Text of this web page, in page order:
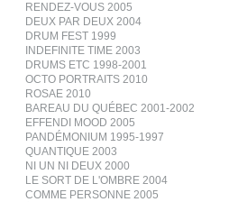
RENDEZ-VOUS 2005
DEUX PAR DEUX 2004
DRUM FEST 1999
INDEFINITE TIME 2003
DRUMS ETC 1998-2001
OCTO PORTRAITS 2010
ROSAE 2010
BAREAU DU QUÉBEC 2001-2002
EFFENDI MOOD 2005
PANDÉMONIUM 1995-1997
QUANTIQUE 2003
NI UN NI DEUX 2000
LE SORT DE L'OMBRE 2004
COMME PERSONNE 2005